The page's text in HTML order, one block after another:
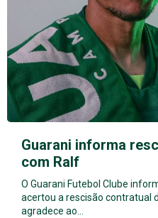
Guarani informa
com Ralf
O Guarani Futebol Clube
acertou a rescisão contratual
agradece ao…